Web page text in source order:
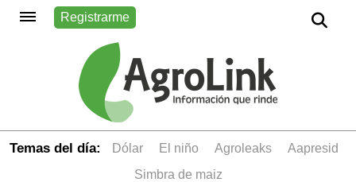
Registrarme
Temas del día: dólar el niño Agroleaks
aapresid
simbra de maiz